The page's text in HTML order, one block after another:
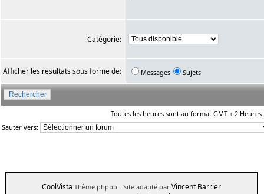
Catégorie:
Afficher les résultats sous forme de: Messages Sujets
Toutes les heures sont au format GMT + 2 Heures
Sauter vers:
CoolVista Thème phpbb - Site adapté par Vincent Barrier